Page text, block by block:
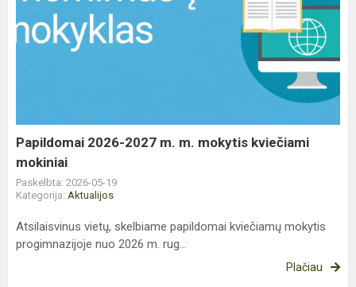
Papildomai
2026-
2027
mokiniai
Papildomai 2026-2027 m. m. mokytis kviečiami
mokiniai
Paskelbta: 2026-05-19
Kategorija: Aktualijos
Atsilaisvinus vietų, skelbiame papildomai kviečiamų mokytis
progimnazijoje nuo 2026 m. rug...
Plačiau